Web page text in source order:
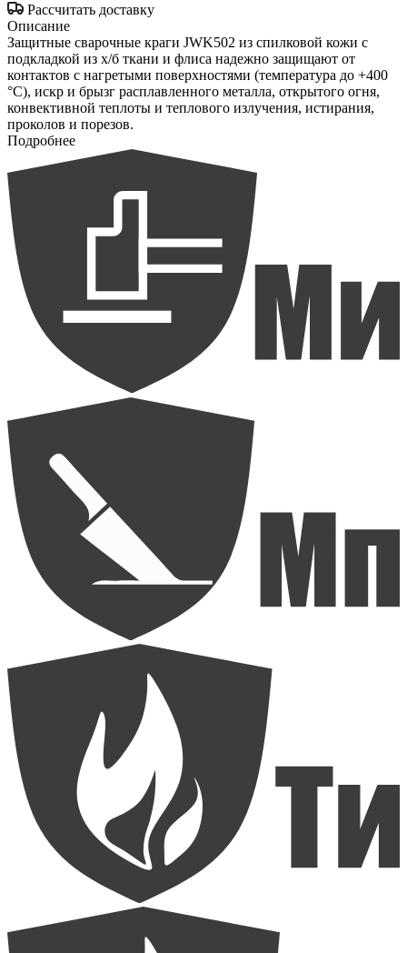
Рассчитать доставку
Описание
Защитные сварочные краги JWK502 из спилковой кожи с
подкладкой из х/б ткани и флиса надежно защищают от
контактов с нагретыми поверхностями (температура до +400
°С), искр и брызг расплавленного металла, открытого огня,
конвективной теплоты и теплового излучения, истирания,
проколов и порезов.
Подробнее